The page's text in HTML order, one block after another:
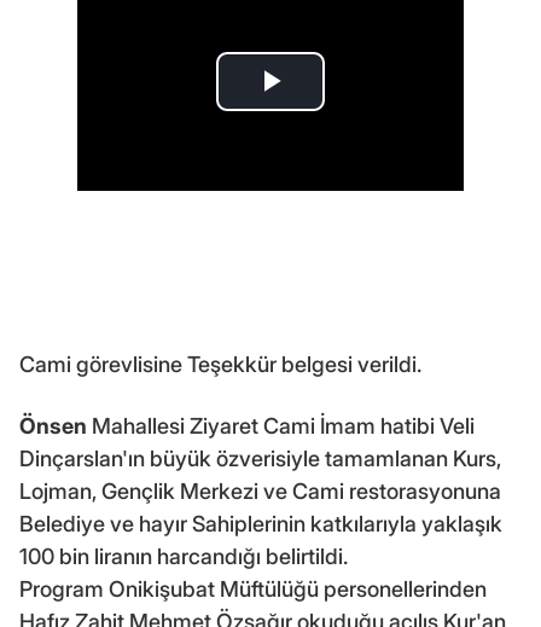
Cami görevlisine Teşekkür belgesi verildi.
Önsen Mahallesi Ziyaret Cami İmam hatibi Veli
Dinçarslan'ın büyük özverisiyle tamamlanan Kurs,
Lojman, Gençlik Merkezi ve Cami restorasyonuna
Belediye ve hayır Sahiplerinin katkılarıyla yaklaşık
100 bin liranın harcandığı belirtildi.
Program Onikişubat Müftülüğü personellerinden
Hafız Zahit Mehmet Özsağır okuduğu açılış Kur'an